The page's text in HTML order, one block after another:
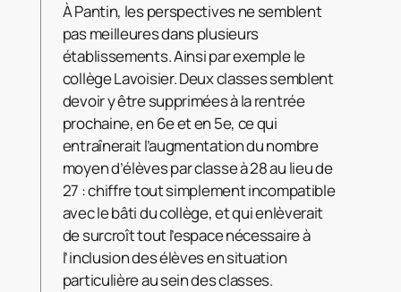
À Pantin, les perspectives ne semblent
pas meilleures dans plusieurs
établissements. Ainsi par exemple le
collège Lavoisier. Deux classes semblent
devoir y être supprimées à la rentrée
prochaine, en 6e et en 5e, ce qui
entraînerait l’augmentation du nombre
moyen d’élèves par classe à 28 au lieu de
27 : chiffre tout simplement incompatible
avec le bâti du collège, et qui enlèverait
de surcroît tout l’espace nécessaire à
l’inclusion des élèves en situation
particulière au sein des classes.